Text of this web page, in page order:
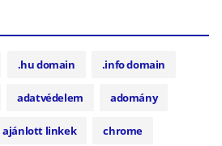
.hu domain .info domain
adatvédelem adomány
ajánlott linkek chrome